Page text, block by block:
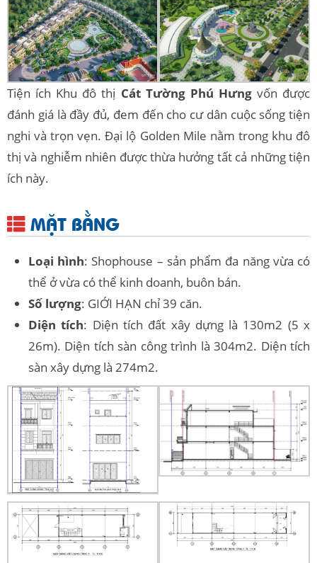
Tiện ích Khu đô thị Cát Tường Phú Hưngvốn được
đánh giá là đầy đủ, đem đến cho cư dân cuộc sống tiện
nghi và trọn vẹn. Đại lộ Golden Mile nằm trong khu đô
thị và nghiễm nhiên được thừa hưởng tất cả những tiện
ích này.
MẶT BẰNG
Loại hình: Shophouse – sản phẩm đa năng vừa có
thể ở vừa có thể kinh doanh, buôn bán.
Số lượng: GIỚI HẠN chỉ 39 căn.
Diện tích: Diện tích đất xây dựng là 130m2 (5 x
26m). Diện tích sàn công trình là 304m2. Diện tích
sàn xây dựng là 274m2.